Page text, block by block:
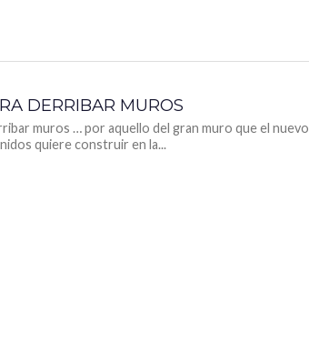
DERRIBAR MUROS
muros … por aquello del gran muro que el nuevo
quiere construir en la...